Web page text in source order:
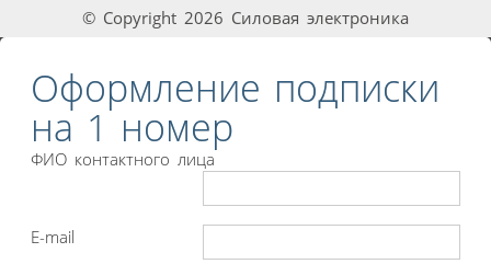
© Copyright 2026 Силовая электроника
Оформление подписки
на 1 номер
ФИО контактного лица
E-mail